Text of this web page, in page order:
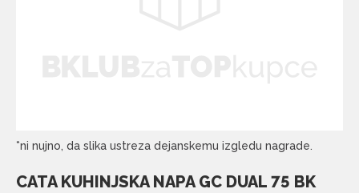
*ni nujno, da slika ustreza dejanskemu izgledu nagrade.
CATA KUHINJSKA NAPA GC DUAL 75 BK